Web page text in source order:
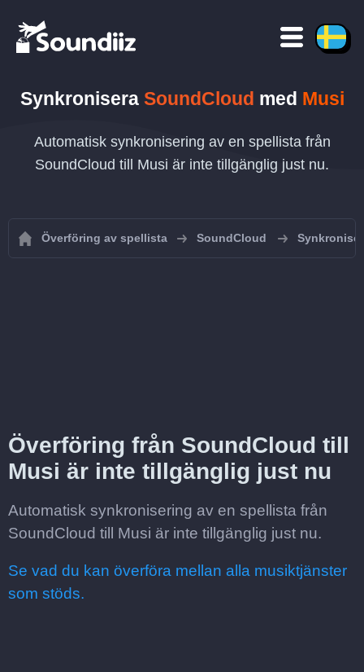
Synkronisera SoundCloud med Musi
Automatisk synkronisering av en spellista från
SoundCloud till Musi är inte tillgänglig just nu.
Överföring av spellista SoundCloud
Överföring från SoundCloud till
Musi är inte tillgänglig just nu
Automatisk synkronisering av en spellista från
SoundCloud till Musi är inte tillgänglig just nu.
Se vad du kan överföra mellan alla musiktjänster
som stöds.